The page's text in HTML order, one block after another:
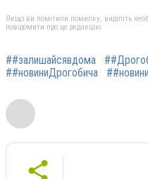
Якщо ви помітили помилку, виділіть
повідомити про це редакцію
##залишайсявдома
##новиниДрогобича